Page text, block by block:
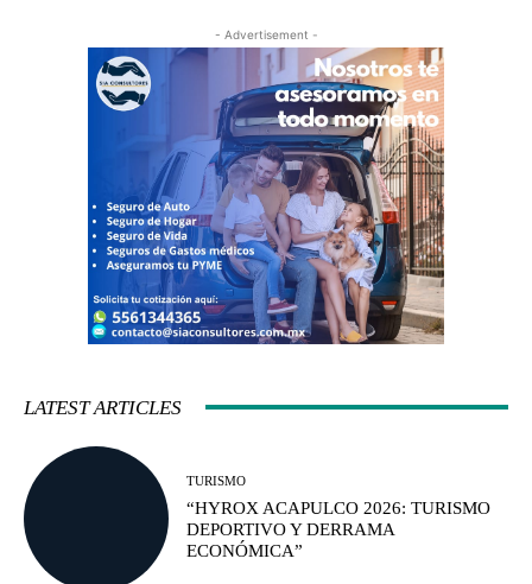
- Advertisement -
LATEST ARTICLES
TURISMO
“HYROX ACAPULCO 2026: TURISMO
DEPORTIVO Y DERRAMA
ECONÓMICA”